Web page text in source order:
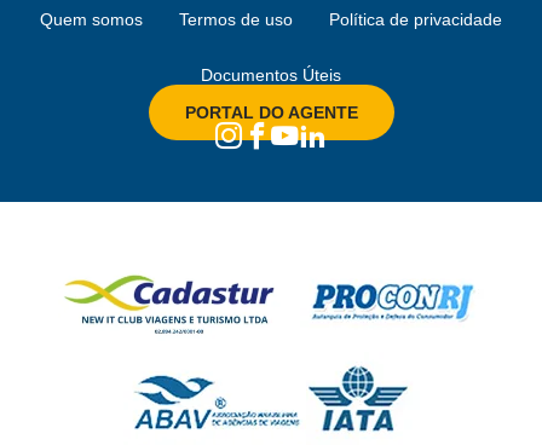
Quem somos Termos de uso Política de privacidade
Documentos Úteis
PORTAL DO AGENTE